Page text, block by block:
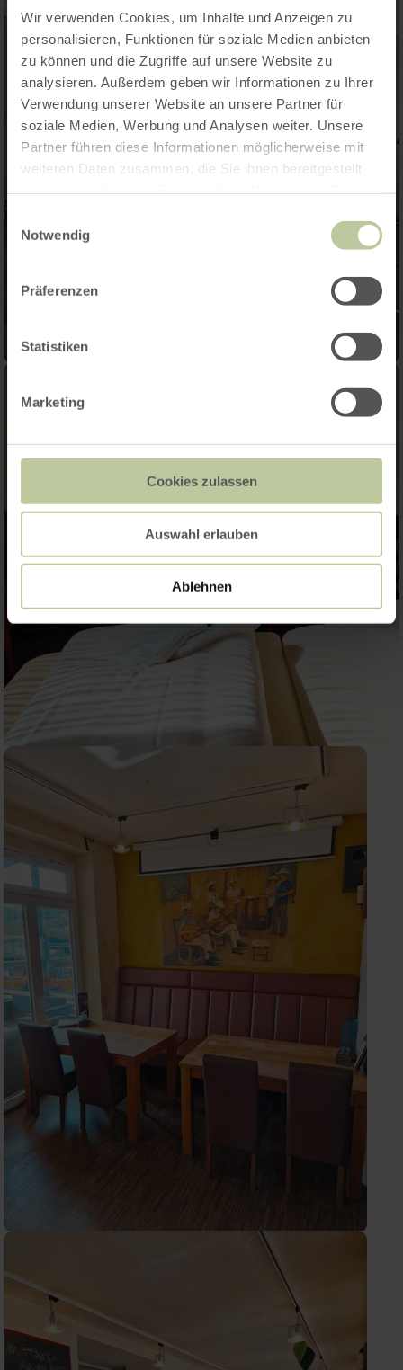
Wir verwenden Cookies, um Inhalte und Anzeigen zu
personalisieren, Funktionen für soziale Medien anbieten
zu können und die Zugriffe auf unsere Website zu
analysieren. Außerdem geben wir Informationen zu Ihrer
Verwendung unserer Website an unsere Partner für
soziale Medien, Werbung und Analysen weiter. Unsere
Partner führen diese Informationen möglicherweise mit
weiteren Daten zusammen, die Sie ihnen bereitgestellt
Notwendig
Präferenzen
Statistiken
Marketing
Cookies zulassen
Auswahl erlauben
Ablehnen